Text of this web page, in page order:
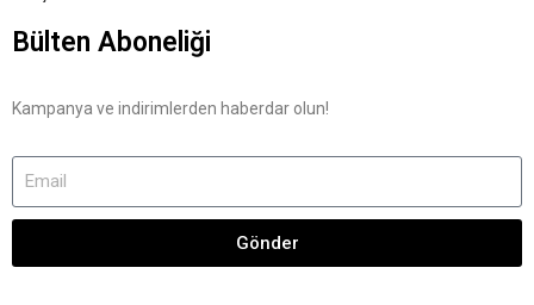
Bülten Aboneliği
Kampanya ve indirimlerden haberdar olun!
Gönder